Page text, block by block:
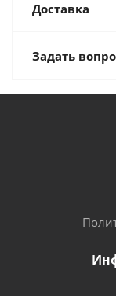
Доставка
Задать